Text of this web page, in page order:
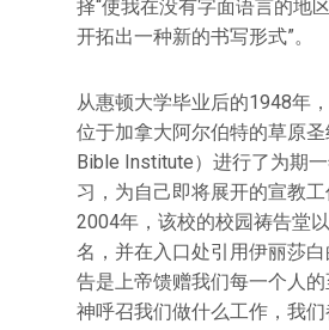
择“使我在没有字面语言的地
开拓出一种新的书写形式”。
从惠顿大学毕业后的1948年
位于加拿大阿尔伯特的草原
Bible Institute）进行了为期
习，为自己即将展开的宣教工
2004年，该校的校园祷告堂
名，并在入口处引用伊丽莎白
告是上帝馈赠我们每一个人
神呼召我们做什么工作，我